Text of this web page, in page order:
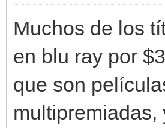
Muchos de los
en blu ray por
que son